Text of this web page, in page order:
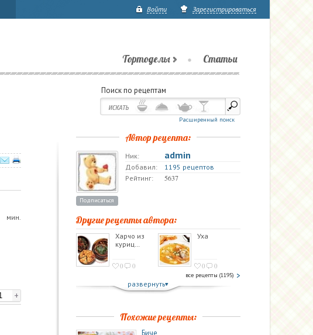
Войти Зарегистрироваться
Тортоделы Статьи
Поиск по рецептам
Расширенный поиск
мин.
+
Автор рецепта:
Подписаться
Ник: admin
Добавил:
1195 рецептов
Рейтинг:
5637
Другие рецепты автора:
Харчо из
куриц…
0 0
Уха
0 0
все рецепты (1195)
развернуть
Похожие рецепты:
Биче